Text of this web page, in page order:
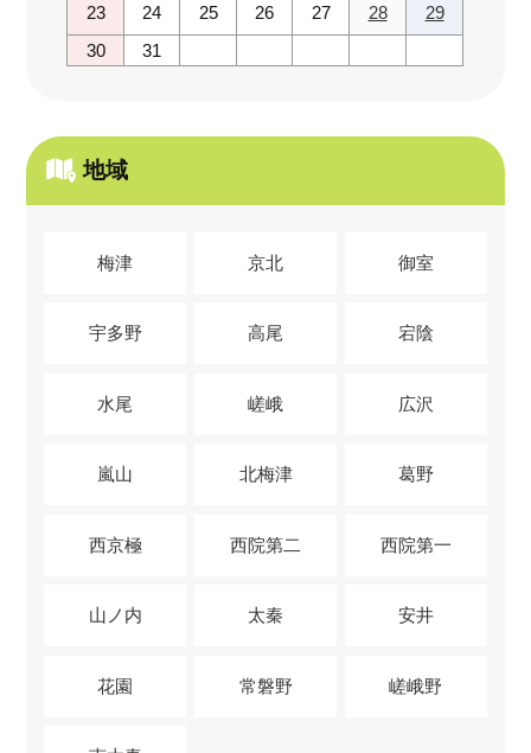
23
24 25 26 27 28
29
30
31
地域
梅津 京北 御室
宇多野 高尾 宕陰
水尾 嵯峨 広沢
嵐山 北梅津 葛野
西京極 西院第二 西院第一
山ノ内 太秦 安井
花園 常磐野 嵯峨野